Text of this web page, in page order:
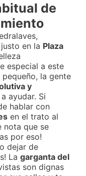
de
en la Plaza
especial a este
la gente
y
ayudar. Si
hablar con
en el trato al
nota que se
por eso!
dejar de
La garganta del
son dignas